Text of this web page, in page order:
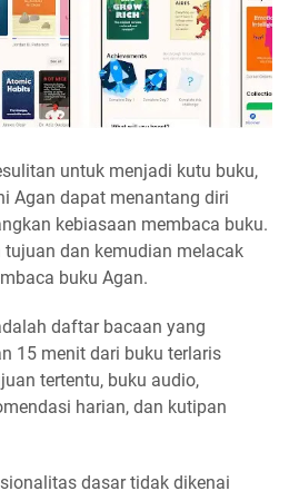
untuk menjadi kutu buku,
Agan dapat menantang diri
kebiasaan membaca buku.
dan kemudian melacak
buku Agan.
daftar bacaan yang
15 menit dari buku terlaris
tertentu, buku audio,
harian, dan kutipan
dasar tidak dikenai